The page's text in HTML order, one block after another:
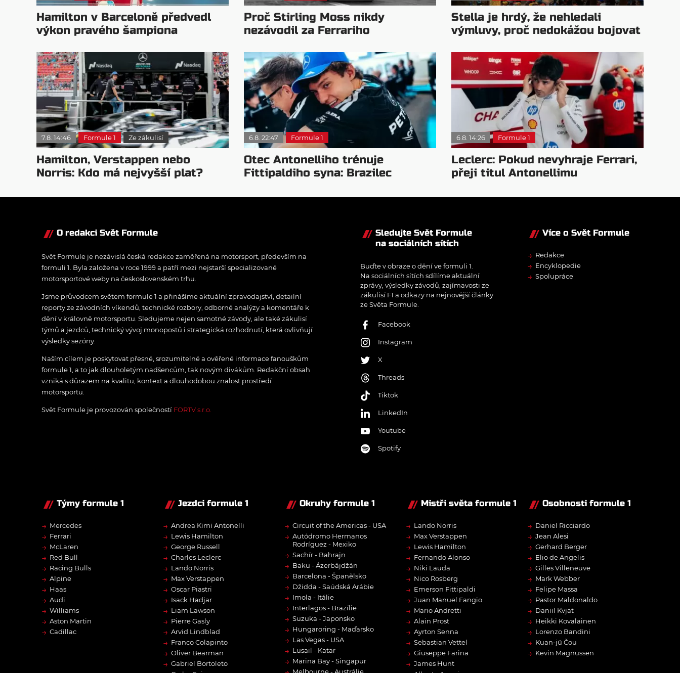
Hamilton v Barceloně předvedl
výkon pravého šampiona
Proč Stirling Moss nikdy
nezávodil za Ferrariho
Stella je hrdý, že nehledali
výmluvy, proč nedokážou bojovat
7.8. 14:46 Formule 1 Ze zákulisí
Hamilton, Verstappen nebo
Norris: Kdo má nejvyšší plat?
6.8. 22:47 Formule 1
Otec Antonelliho trénuje
Fittipaldiho syna: Brazilec
6.8. 14:26 Formule 1
Leclerc: Pokud nevyhraje Ferrari,
přeji titul Antonellimu
O redakci Svět Formule
Svět Formule je nezávislá česká redakce zaměřená na motorsport, především na
formuli 1. Byla založena v roce 1999 a patří mezi nejstarší specializované
motorsportové weby na československém trhu.
Jsme průvodcem světem formule 1 a přinášíme aktuální zpravodajství, detailní
reporty ze závodních víkendů, technické rozbory, odborné analýzy a komentáře k
dění v královně motorsportu. Sledujeme nejen samotné závody, ale také zákulisí
týmů a jezdců, technický vývoj monopostů i strategická rozhodnutí, která ovlivňují
výsledky sezóny.
Naším cílem je poskytovat přesné, srozumitelné a ověřené informace fanouškům
formule 1, a to jak dlouholetým nadšencům, tak novým divákům. Redakční obsah
vzniká s důrazem na kvalitu, kontext a dlouhodobou znalost prostředí
motorsportu.
Svět Formule je provozován společností FORTV s.r.o.
Sledujte Svět Formule
na sociálních sítích
Buďte v obraze o dění ve formuli 1.
Na sociálních sítích sdílíme aktuální
zprávy, výsledky závodů, zajímavosti ze
zákulisí F1 a odkazy na nejnovější články
ze Světa Formule.
Facebook
Instagram
X
Threads
Tiktok
LinkedIn
Youtube
Spotify
Více o Svět Formule
→ Redakce
→ Encyklopedie
→ Spolupráce
Týmy formule 1
→ Mercedes
→ Ferrari
→ McLaren
→ Red Bull
→ Racing Bulls
→ Alpine
→ Haas
→ Audi
→ Williams
→ Aston Martin
→ Cadillac
Jezdci formule 1
→ Andrea Kimi Antonelli
→ Lewis Hamilton
→ George Russell
→ Charles Leclerc
→ Lando Norris
→ Max Verstappen
→ Oscar Piastri
→ Isack Hadjar
→ Liam Lawson
→ Pierre Gasly
→ Arvid Lindblad
→ Franco Colapinto
→ Oliver Bearman
→ Gabriel Bortoleto
Okruhy formule 1
→ Circuit of the Americas - USA
→ Autódromo Hermanos
Rodríguez - Mexiko
→ Sachír - Bahrajn
→ Baku - Ázerbájdžán
→ Barcelona - Španělsko
→ Džidda - Saúdská Arábie
→ Imola - Itálie
→ Interlagos - Brazílie
→ Suzuka - Japonsko
→ Hungaroring - Maďarsko
→ Las Vegas - USA
→ Lusail - Katar
→ Marina Bay - Singapur
Mistři světa formule 1
→ Lando Norris
→ Max Verstappen
→ Lewis Hamilton
→ Fernando Alonso
→ Niki Lauda
→ Nico Rosberg
→ Emerson Fittipaldi
→ Juan Manuel Fangio
→ Mario Andretti
→ Alain Prost
→ Ayrton Senna
→ Sebastian Vettel
→ Giuseppe Farina
→ James Hunt
Osobnosti formule 1
→ Daniel Ricciardo
→ Jean Alesi
→ Gerhard Berger
→ Elio de Angelis
→ Gilles Villeneuve
→ Mark Webber
→ Felipe Massa
→ Pastor Maldonaldo
→ Daniil Kvjat
→ Heikki Kovalainen
→ Lorenzo Bandini
→ Kuan-jü Čou
→ Kevin Magnussen